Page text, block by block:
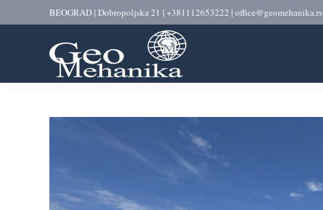
BEOGRAD | Dobropoljska 21 | +381112653222 | office@geomehanika.rs